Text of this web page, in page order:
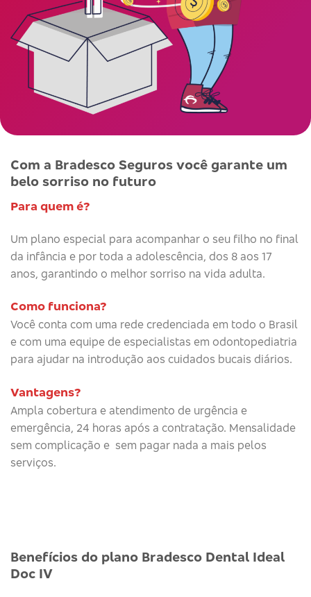
Com a Bradesco Seguros você garante um
belo sorriso no futuro
Para quem é?
Um plano especial para acompanhar o seu filho no final
da infância e por toda a adolescência, dos 8 aos 17
anos, garantindo o melhor sorriso na vida adulta.
Como funciona?
Você conta com uma rede credenciada em todo o Brasil
e com uma equipe de especialistas em odontopediatria
para ajudar na introdução aos cuidados bucais diários.
Vantagens?
Ampla cobertura e atendimento de urgência e
emergência, 24 horas após a contratação. Mensalidade
sem complicação e sem pagar nada a mais pelos
serviços.
Benefícios do plano Bradesco Dental Ideal
Doc IV